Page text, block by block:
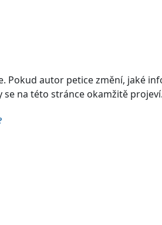
autor petice změní, jaké
na této stránce okamžitě projeví.